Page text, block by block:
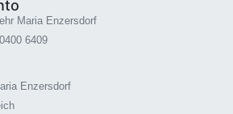
Maria Enzersdorf
6409
Enzersdorf